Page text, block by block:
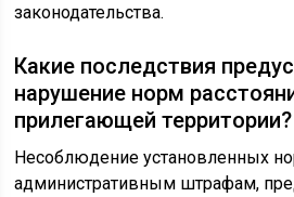
законодательства.
Какие последствия
нарушение норм
прилегающей территории?
Несоблюдение установленных
административным штрафам,